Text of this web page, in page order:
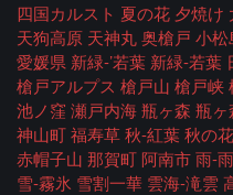
四国カルスト 夏の花 夕焼け
天狗高原 天神丸 奥槍戸 小
愛媛県 新緑-’若葉 新緑-若葉
槍戸アルプス 槍戸山 槍戸峡
池ノ窪 瀬戸内海 瓶ヶ森 瓶ヶ
神山町 福寿草 秋-紅葉 秋の花
赤帽子山 那賀町 阿南市 雨-
雪-霧氷 雪割一華 雲海-滝雲